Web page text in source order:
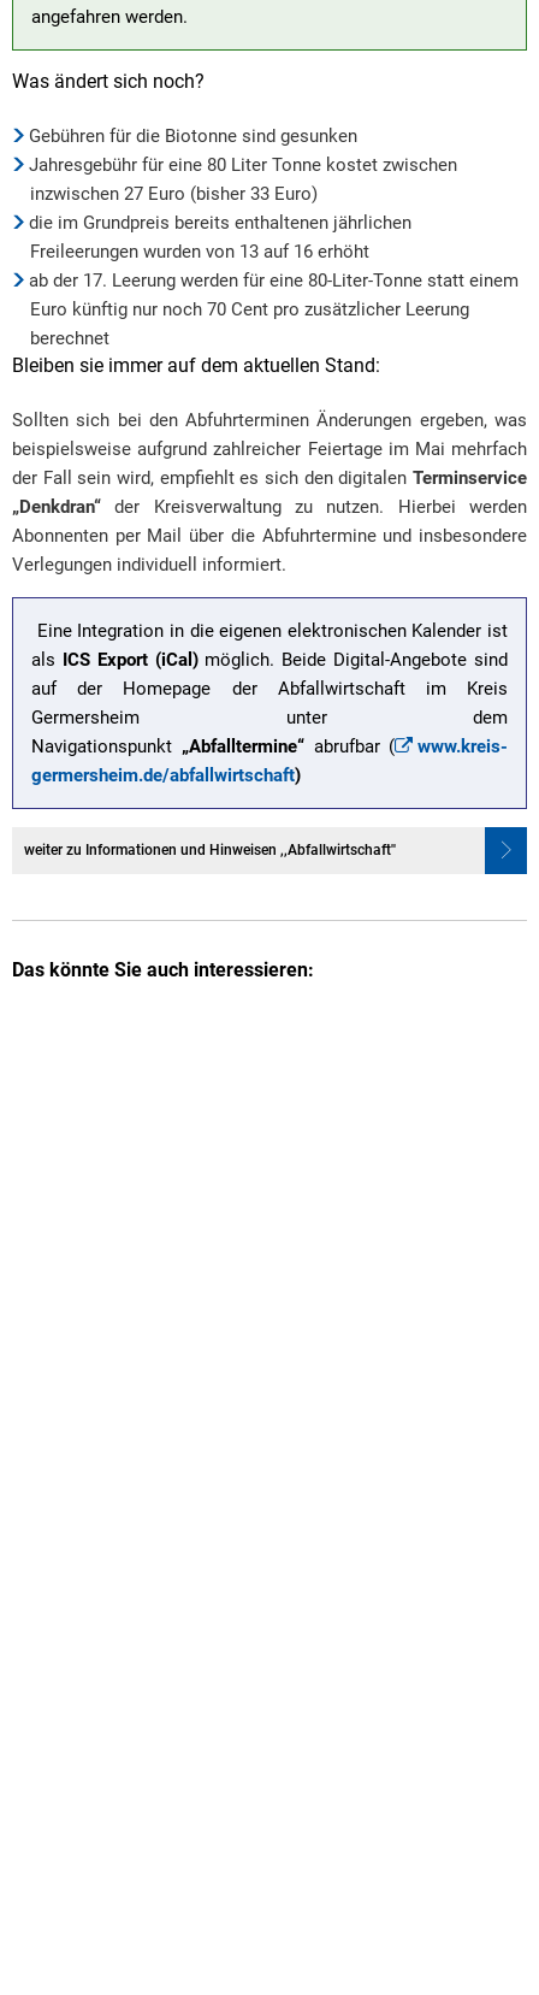
angefahren werden.
Was ändert sich noch?
Gebühren für die Biotonne sind gesunken
Jahresgebühr für eine 80 Liter Tonne kostet zwischen
inzwischen 27 Euro (bisher 33 Euro)
die im Grundpreis bereits enthaltenen jährlichen
Freileerungen wurden von 13 auf 16 erhöht
ab der 17. Leerung werden für eine 80-Liter-Tonne statt einem
Euro künftig nur noch 70 Cent pro zusätzlicher Leerung
berechnet
Bleiben sie immer auf dem aktuellen Stand:
Sollten sich bei den Abfuhrterminen Änderungen ergeben, was
beispielsweise aufgrund zahlreicher Feiertage im Mai mehrfach
der Fall sein wird, empfiehlt es sich den digitalen Terminservice
„Denkdran“ der Kreisverwaltung zu nutzen. Hierbei werden
Abonnenten per Mail über die Abfuhrtermine und insbesondere
Verlegungen individuell informiert.
Eine Integration in die eigenen elektronischen Kalender ist
als ICS Export (iCal)möglich. Beide Digital-Angebote sind
auf der Homepage der Abfallwirtschaft im Kreis
Germersheim unter dem
Navigationspunkt „Abfalltermine“abrufbar (
www.kreis-
germersheim.de/abfallwirtschaft)
weiter zu Informationen und Hinweisen ,,Abfallwirtschaft''
Das könnte Sie auch interessieren: